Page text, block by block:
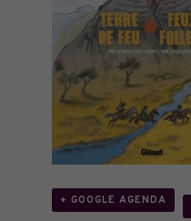
+ GOOGLE AGENDA